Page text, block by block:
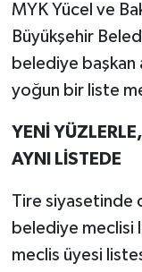
MYK Yücel ve
Büyükşehir
belediye başkan
yoğun bir liste
YENİ
AYNI LİSTEDE
Tire siyasetinde
belediye meclisi
meclis üyesi